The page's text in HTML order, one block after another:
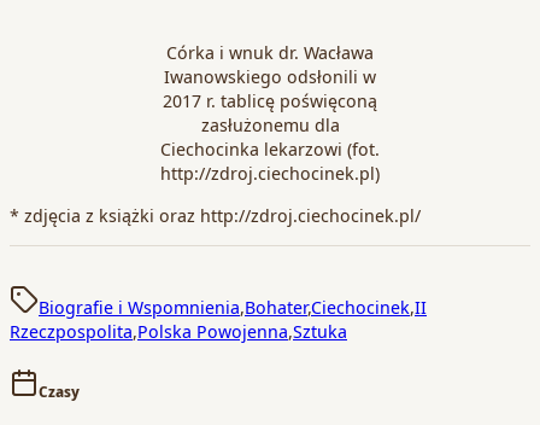
Córka i wnuk dr. Wacława
Iwanowskiego odsłonili w
2017 r. tablicę poświęconą
zasłużonemu dla
Ciechocinka lekarzowi (fot.
http://zdroj.ciechocinek.pl)
* zdjęcia z książki oraz http://zdroj.ciechocinek.pl/
Biografie i Wspomnienia,Bohater,Ciechocinek,II
Rzeczpospolita,Polska Powojenna,Sztuka
Czasy